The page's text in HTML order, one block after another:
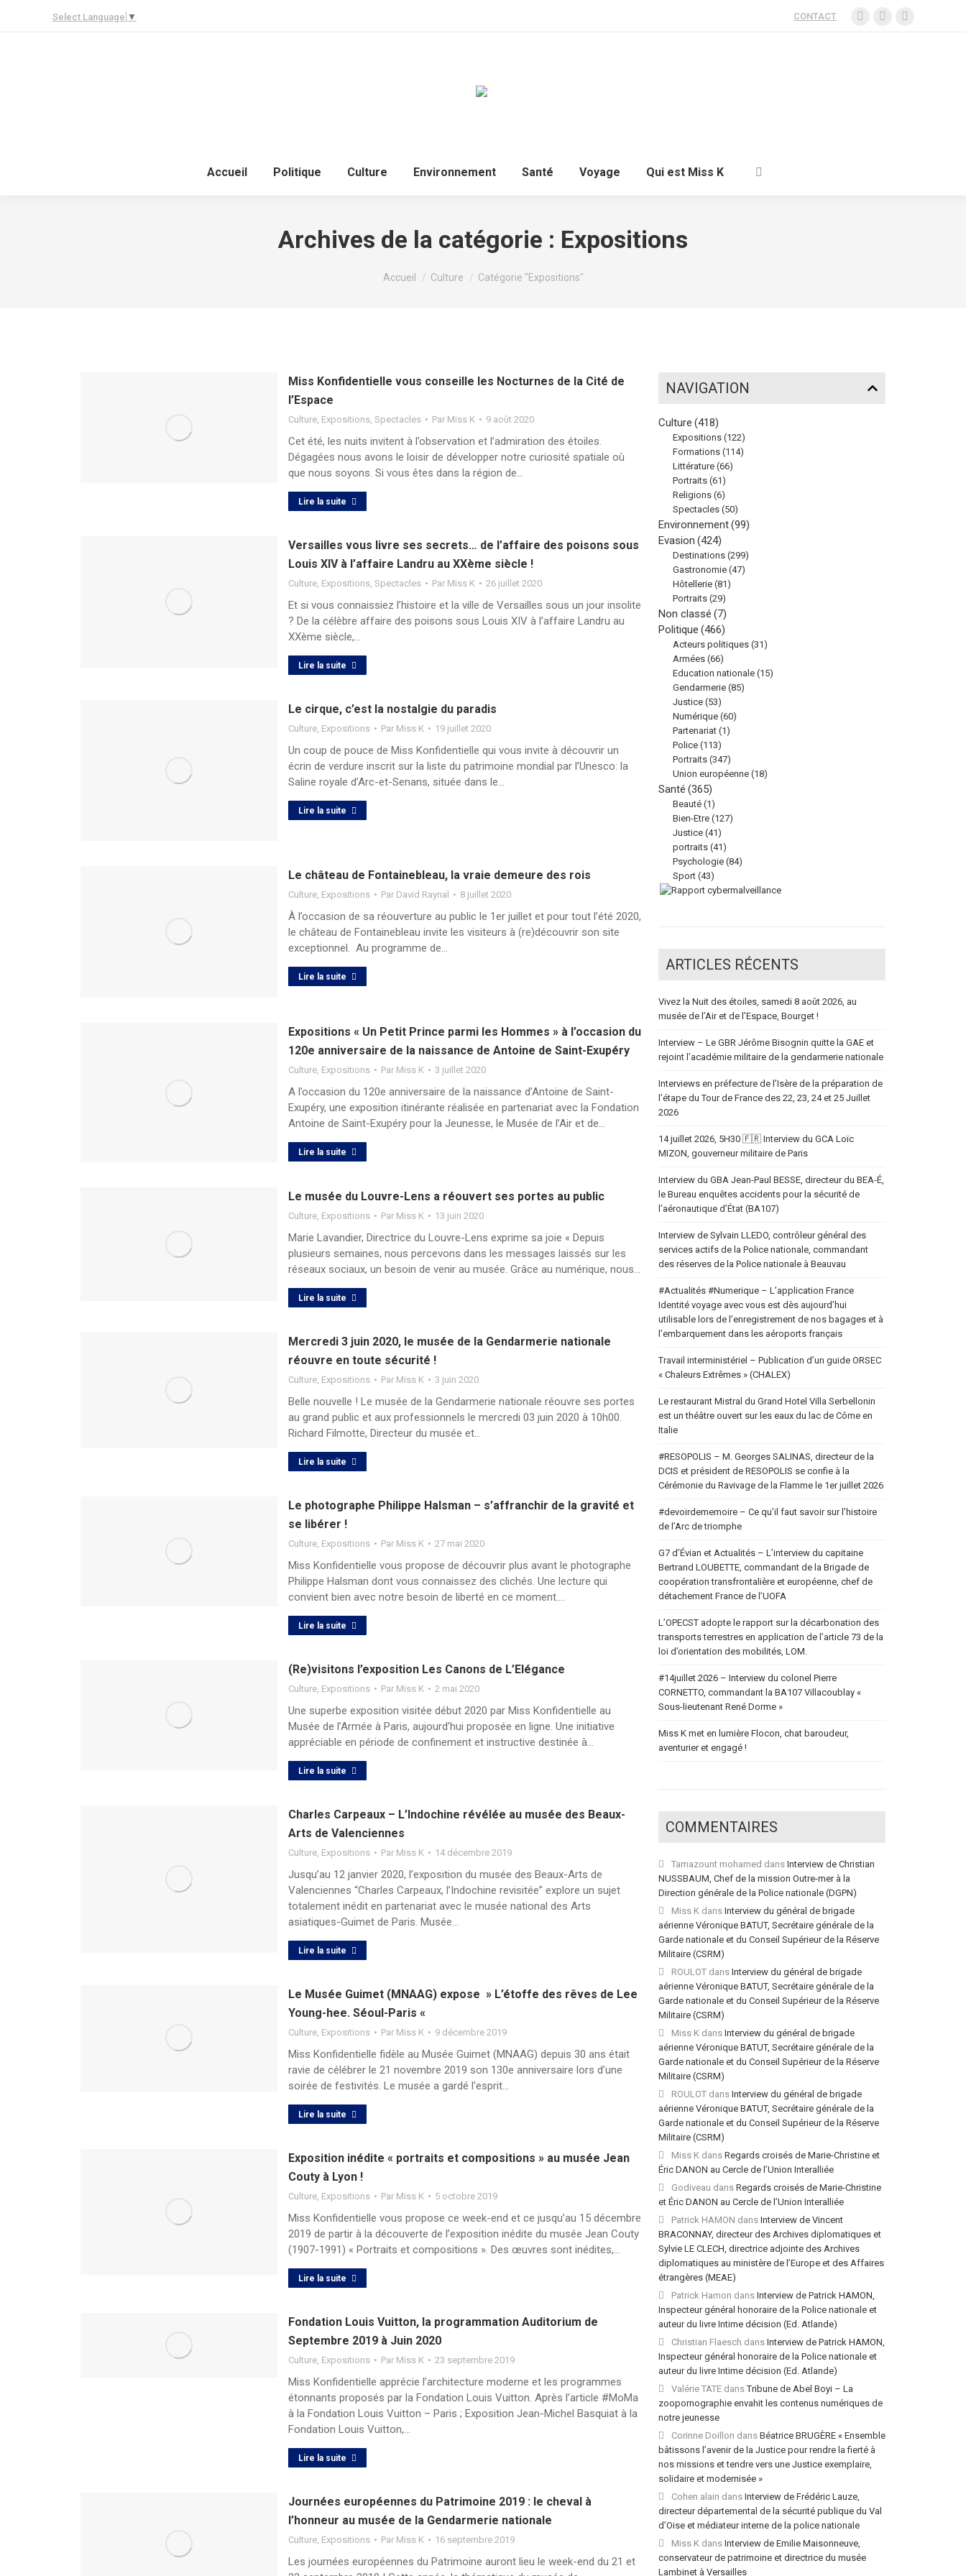
Select Language ▼ CONTACT
Accueil Politique Culture Environnement Santé Voyage Qui est Miss K
Archives de la catégorie : Expositions
Vous êtes ici :
Accueil Culture Catégorie "Expositions"
Miss Konfidentielle vous conseille les Nocturnes de la Cité de
l’Espace
Culture, Expositions,Spectacles Par Miss K 9 août 2020
Cet été, les nuits invitent à l’observation et l’admiration des étoiles.
Dégagées nous avons le loisir de développer notre curiosité spatiale où
que nous soyons. Si vous êtes dans la région de…
Lire la suite
Versailles vous livre ses secrets… de l’affaire des poisons sous
Louis XIV à l’affaire Landru au XXème siècle !
Culture, Expositions,Spectacles Par Miss K 26 juillet 2020
Et si vous connaissiez l’histoire et la ville de Versailles sous un jour insolite
? De la célèbre affaire des poisons sous Louis XIV à l’affaire Landru au
XXème siècle,…
Lire la suite
Le cirque, c’est la nostalgie du paradis
Culture, Expositions Par Miss K 19 juillet 2020
Un coup de pouce de Miss Konfidentielle qui vous invite à découvrir un
écrin de verdure inscrit sur la liste du patrimoine mondial par l’Unesco: la
Saline royale d’Arc-et-Senans, située dans le…
Lire la suite
Le château de Fontainebleau, la vraie demeure des rois
Culture Expositions Par David Raynal 8 juillet 2020
À l’occasion de sa réouverture au public le 1er juillet et pour tout l’été 2020,
le château de Fontainebleau invite les visiteurs à (re)découvrir son site
exceptionnel. Au programme de…
Lire la suite
Expositions « Un Petit Prince parmi les Hommes » à l’occasion du
120e anniversaire de la naissance de Antoine de Saint-Exupéry
Culture, Expositions Par Miss K 3 juillet 2020
A l’occasion du 120e anniversaire de la naissance d’Antoine de Saint-
Exupéry, une exposition itinérante réalisée en partenariat avec la Fondation
Antoine de Saint-Exupéry pour la Jeunesse, le Musée de l’Air et de…
Lire la suite
Le musée du Louvre-Lens a réouvert ses portes au public
Culture Expositions Par Miss K 13 juin 2020
Marie Lavandier, Directrice du Louvre-Lens exprime sa joie « Depuis
plusieurs semaines, nous percevons dans les messages laissés sur les
réseaux sociaux, un besoin de venir au musée. Grâce au numérique, nous…
Lire la suite
Mercredi 3 juin 2020, le musée de la Gendarmerie nationale
réouvre en toute sécurité !
Culture Expositions Par Miss K 3 juin 2020
Belle nouvelle ! Le musée de la Gendarmerie nationale réouvre ses portes
au grand public et aux professionnels le mercredi 03 juin 2020 à 10h00.
Richard Filmotte, Directeur du musée et…
Lire la suite
Le photographe Philippe Halsman – s’affranchir de la gravité et
se libérer !
Culture Expositions Par Miss K 27 mai 2020
Miss Konfidentielle vous propose de découvrir plus avant le photographe
Philippe Halsman dont vous connaissez des clichés. Une lecture qui
convient bien avec notre besoin de liberté en ce moment.…
Lire la suite
(Re)visitons l’exposition Les Canons de L’Elégance
Culture Expositions Par Miss K 2 mai 2020
Une superbe exposition visitée début 2020 par Miss Konfidentielle au
Musée de l’Armée à Paris, aujourd’hui proposée en ligne. Une initiative
appréciable en période de confinement et instructive destinée à…
Lire la suite
Charles Carpeaux – L’Indochine révélée au musée des Beaux-
Arts de Valenciennes
Culture Expositions Par Miss K 14 décembre 2019
Jusqu’au 12 janvier 2020, l’exposition du musée des Beaux-Arts de
Valenciennes “Charles Carpeaux, l’Indochine revisitée” explore un sujet
totalement inédit en partenariat avec le musée national des Arts
asiatiques-Guimet de Paris. Musée…
Lire la suite
Le Musée Guimet (MNAAG) expose » L’étoffe des rêves de Lee
Young-hee. Séoul-Paris «
Culture Expositions Par Miss K 9 décembre 2019
Miss Konfidentielle fidèle au Musée Guimet (MNAAG) depuis 30 ans était
ravie de célébrer le 21 novembre 2019 son 130e anniversaire lors d’une
soirée de festivités. Le musée a gardé l’esprit…
Lire la suite
Exposition inédite « portraits et compositions » au musée Jean
Couty à Lyon !
Culture Expositions Par Miss K 5 octobre 2019
Miss Konfidentielle vous propose ce week-end et ce jusqu’au 15 décembre
2019 de partir à la découverte de l’exposition inédite du musée Jean Couty
(1907-1991) « Portraits et compositions ». Des œuvres sont inédites,…
Lire la suite
Fondation Louis Vuitton, la programmation Auditorium de
Septembre 2019 à Juin 2020
Culture Expositions Par Miss K 23 septembre 2019
Miss Konfidentielle apprécie l’architecture moderne et les programmes
étonnants proposés par la Fondation Louis Vuitton. Après l’article #MoMa
à la Fondation Louis Vuitton – Paris ; Exposition Jean-Michel Basquiat à la
Fondation Louis Vuitton,…
Lire la suite
Journées européennes du Patrimoine 2019 : le cheval à
l’honneur au musée de la Gendarmerie nationale
Culture Expositions Par Miss K 16 septembre 2019
Les journées européennes du Patrimoine auront lieu le week-end du 21 et
NAVIGATION
Culture (418)
Expositions (122)
Formations (114)
Littérature (66)
Portraits (61)
Religions (6)
Spectacles (50)
Environnement(99)
Evasion (424)
Destinations (299)
Gastronomie (47)
Hôtellerie (81)
Portraits (29)
Non classé (7)
Politique (466)
Acteurs politiques (31)
Armées (66)
Education nationale (15)
Gendarmerie (85)
Justice (53)
Numérique (60)
Partenariat (1)
Police (113)
Portraits (347)
Union européenne (18)
Santé (365)
Beauté (1)
Bien-Etre (127)
Justice (41)
portraits (41)
Psychologie (84)
Sport (43)
ARTICLES RÉCENTS
Vivez la Nuit des étoiles, samedi 8 août 2026, au
musée de l’Air et de l’Espace, Bourget !
Interview – Le GBR Jérôme Bisognin quitte la GAE et
rejoint l’académie militaire de la gendarmerie nationale
Interviews en préfecture de l’Isère de la préparation de
l’étape du Tour de France des 22, 23, 24 et 25 Juillet
2026
14 juillet 2026, 5H30 🇫🇷 Interview du GCA Loïc
MIZON, gouverneur militaire de Paris
Interview du GBA Jean-Paul BESSE, directeur du BEA-É,
le Bureau enquêtes accidents pour la sécurité de
l’aéronautique d’État (BA107)
Interview de Sylvain LLEDO, contrôleur général des
services actifs de la Police nationale, commandant
des réserves de la Police nationale à Beauvau
#Actualités #Numerique – L’application France
Identité voyage avec vous est dès aujourd’hui
utilisable lors de l’enregistrement de nos bagages et à
l’embarquement dans les aéroports français
Travail interministériel – Publication d’un guide ORSEC
« Chaleurs Extrêmes » (CHALEX)
Le restaurant Mistral du Grand Hotel Villa Serbellonin
est un théâtre ouvert sur les eaux du lac de Côme en
Italie
#RESOPOLIS – M. Georges SALINAS, directeur de la
DCIS et président de RESOPOLIS se confie à la
Cérémonie du Ravivage de la Flamme le 1er juillet 2026
#devoirdememoire – Ce qu’il faut savoir sur l’histoire
de l’Arc de triomphe
G7 d’Évian et Actualités – L’interview du capitaine
Bertrand LOUBETTE, commandant de la Brigade de
coopération transfrontalière et européenne, chef de
détachement France de l’UOFA
L’OPECST adopte le rapport sur la décarbonation des
transports terrestres en application de l’article 73 de la
loi d’orientation des mobilités, LOM.
#14juillet 2026 – Interview du colonel Pierre
CORNETTO, commandant la BA107 Villacoublay «
Sous-lieutenant René Dorme »
Miss K met en lumière Flocon, chat baroudeur,
aventurier et engagé !
COMMENTAIRES
Tamazount mohamed dans Interview de Christian
NUSSBAUM, Chef de la mission Outre-mer à la
Direction générale de la Police nationale (DGPN)
Miss Kdans Interview du général de brigade
aérienne Véronique BATUT, Secrétaire générale de la
Garde nationale et du Conseil Supérieur de la Réserve
Militaire (CSRM)
ROULOTdans Interview du général de brigade
aérienne Véronique BATUT, Secrétaire générale de la
Garde nationale et du Conseil Supérieur de la Réserve
Militaire (CSRM)
Miss Kdans Interview du général de brigade
aérienne Véronique BATUT, Secrétaire générale de la
Garde nationale et du Conseil Supérieur de la Réserve
Militaire (CSRM)
ROULOTdans Interview du général de brigade
aérienne Véronique BATUT, Secrétaire générale de la
Garde nationale et du Conseil Supérieur de la Réserve
Militaire (CSRM)
Miss Kdans Regards croisés de Marie-Christine et
Éric DANON au Cercle de l’Union Interalliée
Godiveau dans Regards croisés de Marie-Christine
et Éric DANON au Cercle de l’Union Interalliée
Patrick HAMON dans Interview de Vincent
BRACONNAY, directeur des Archives diplomatiques et
Sylvie LE CLECH, directrice adjointe des Archives
diplomatiques au ministère de l’Europe et des Affaires
étrangères (MEAE)
Patrick Hamon dans Interview de Patrick HAMON,
Inspecteur général honoraire de la Police nationale et
auteur du livre Intime décision (Ed. Atlande)
Christian Flaesch dans Interview de Patrick HAMON,
Inspecteur général honoraire de la Police nationale et
auteur du livre Intime décision (Ed. Atlande)
Valérie TATEdansTribune de Abel Boyi – La
zoopornographie envahit les contenus numériques de
notre jeunesse
Corinne Doillon dans Béatrice BRUGÈRE « Ensemble
bâtissons l’avenir de la Justice pour rendre la fierté à
nos missions et tendre vers une Justice exemplaire,
solidaire et modernisée »
Cohen alain dans Interview de Frédéric Lauze,
directeur départemental de la sécurité publique du Val
d’Oise et médiateur interne de la police nationale
Miss Kdans Interview de Emilie Maisonneuve,
conservateur de patrimoine et directrice du musée
Lambinet à Versailles